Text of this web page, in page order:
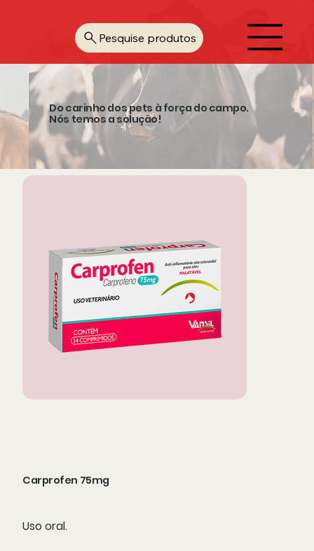
Pesquise produtos
Do carinho dos pets à força do campo.
Nós temos a solução!
Carprofen 75mg
Uso oral.